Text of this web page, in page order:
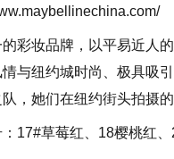
彩妆品牌，以平易近人
与纽约城时尚、极具吸
，她们在纽约街头拍摄的
17#草莓红、18樱桃红